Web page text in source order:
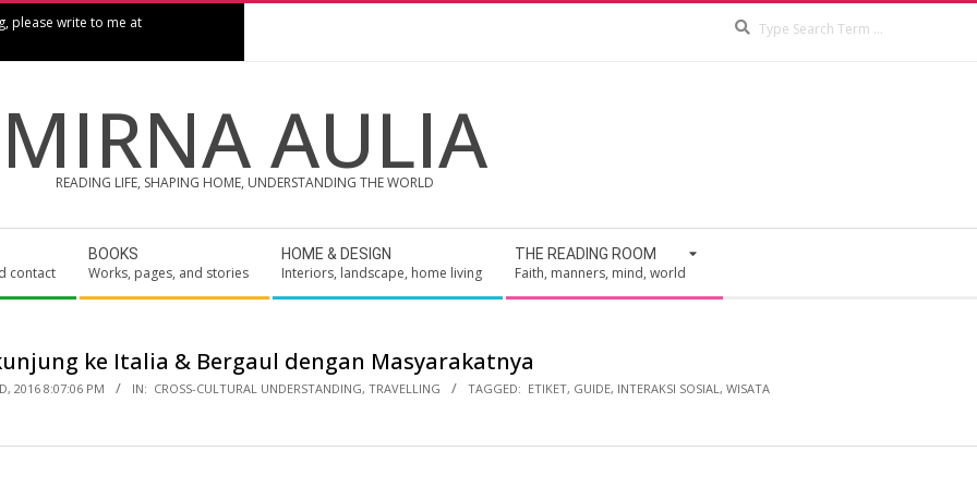
please write to me at
MIRNA AULIA
READING LIFE, SHAPING HOME, UNDERSTANDING THE WORLD
contact
BOOKS
Works, pages, and stories
HOME & DESIGN
Interiors, landscape, home living
THE READING ROOM
Faith, manners, mind, world
ke Italia & Bergaul dengan Masyarakatnya
2016 8:07:06 PM IN: CROSS-CULTURAL UNDERSTANDING, TRAVELLING TAGGED: ETIKET, GUIDE, INTERAKSI SOSIAL, WISATA